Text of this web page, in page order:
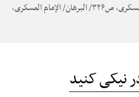
بحارالأنوار، ج۶۸، ص۱۸۳/ الإمام العسکری، ص۳۲۶/ البرهان/ الإمام العسکری،
نیکی کنید